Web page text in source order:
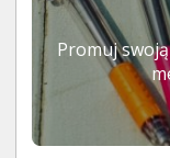
Promuj